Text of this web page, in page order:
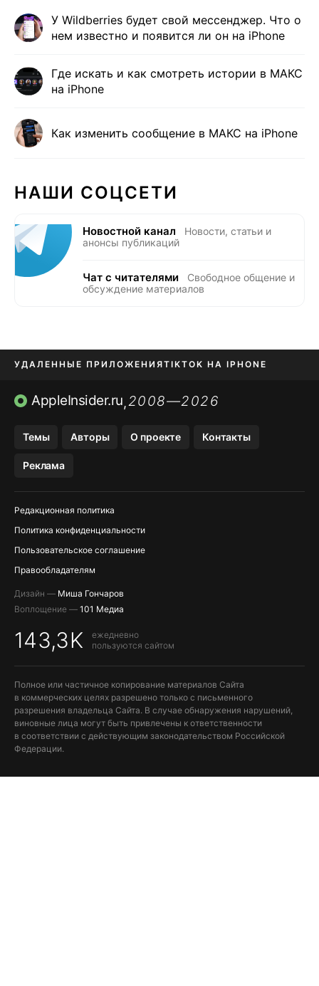
У Wildberries будет свой мессенджер. Что о
нем известно и появится ли он на iPhone
Где искать и как смотреть истории в МАКС
на iPhone
Как изменить сообщение в МАКС на iPhone
НАШИ СОЦСЕТИ
Новостной канал
Новости, статьи и
анонсы публикаций
Чат с читателями
Свободное общение и
обсуждение материалов
УДАЛЕННЫЕ ПРИЛОЖЕНИЯTIKTOK НА IPHONE
ПРИЛОЖЕНИЯ БЕЗ APP STORE
AppleInsider.ru,2008—2026
Темы Авторы О проекте Контакты
Реклама
Редакционная политика
Политика конфиденциальности
Пользовательское соглашение
Правообладателям
Дизайн — Миша Гончаров
Воплощение — 101 Медиа
143,3K
ежедневно
пользуются сайтом
Полное или частичное копирование материалов Сайта
в коммерческих целях разрешено только с письменного
разрешения владельца Сайта. В случае обнаружения нарушений,
виновные лица могут быть привлечены к ответственности
в соответствии с действующим законодательством Российской
Федерации.